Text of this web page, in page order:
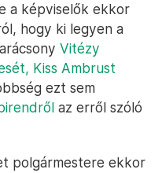
a képviselők ekkor
hogy ki legyen a
Vitézy
Kiss Ambrust
ezt sem
az erről szóló
polgármestere ekkor